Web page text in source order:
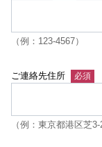
（例：123-4567）
ご連絡先住所
（例：東京都港区芝